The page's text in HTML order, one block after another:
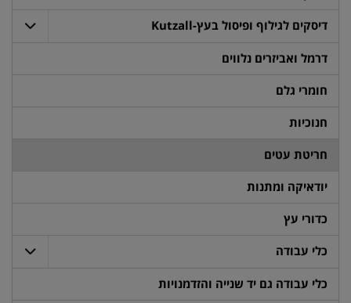
דיסקים לגילוף ופיסול בעץ-Kutzall
דרמל ואביזרים נלווים
חומרי גלם
חנוכיות
חריטת עטים
יודאיקה ומתנות
כדורי עץ
כלי עבודה
כלי עבודה גם יד שנייה והזדמנויות